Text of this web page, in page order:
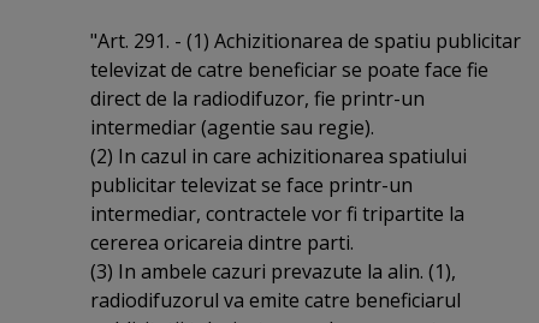
"Art. 291. - (1) Achizitionarea de spatiu publicitar
televizat de catre beneficiar se poate face fie
direct de la radiodifuzor, fie printr-un
intermediar (agentie sau regie).
(2) In cazul in care achizitionarea spatiului
publicitar televizat se face printr-un
intermediar, contractele vor fi tripartite la
cererea oricareia dintre parti.
(3) In ambele cazuri prevazute la alin. (1),
radiodifuzorul va emite catre beneficiarul